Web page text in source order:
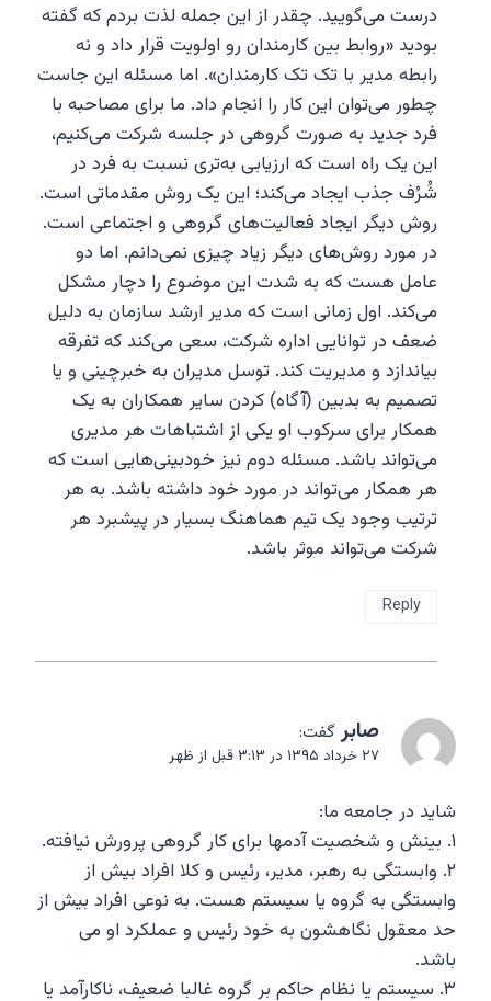
درست می‌گویید. چقدر از این جمله لذت بردم که گفته
بودید «روابط بین کارمندان رو اولویت قرار داد و نه
رابطه مدیر با تک تک کارمندان». اما مسئله این جاست
چطور می‌توان این کار را انجام داد. ما برای مصاحبه با
فرد جدید به صورت گروهی در جلسه شرکت می‌کنیم،
این یک راه است که ارزیابی به‌تری نسبت به فرد در
شُرُف جذب ایجاد می‌کند؛ این یک روش مقدماتی است.
روش‌ دیگر ایجاد فعالیت‌های گروهی و اجتماعی است.
در مورد روش‌های دیگر زیاد چیزی نمی‌دانم. اما دو
عامل هست که به شدت این موضوع را دچار مشکل
می‌کند. اول زمانی است که مدیر ارشد سازمان به دلیل
ضعف در توانایی اداره شرکت، سعی می‌کند که تفرقه
بیاندازد و مدیریت کند. توسل مدیران به خبرچینی و یا
تصمیم به بدبین (آگاه) کردن سایر همکاران به یک
همکار برای سرکوب او یکی از اشتباهات هر مدیری
می‌تواند باشد. مسئله دوم نیز خودبینی‌هایی است که
هر همکار می‌تواند در مورد خود داشته باشد. به هر
ترتیب وجود یک تیم هماهنگ بسیار در پیشبرد هر
شرکت می‌تواند موثر باشد.
Reply
صابر گفت:
۲۷ خرداد ۱۳۹۵ در ۳:۱۳ قبل از ظهر
شاید در جامعه ما:
۱. بینش و شخصیت آدمها برای کار گروهی پرورش نیافته.
۲. وابستگی به رهبر، مدیر، رئیس و کلا افراد بیش از
وابستگی به گروه یا سیستم هست. به نوعی افراد بیش از
حد معقول نگاهشون به خود رئیس و عملکرد او می
باشد.
۳. سیستم یا نظام حاکم بر گروه غالبا ضعیف، ناکارآمد یا